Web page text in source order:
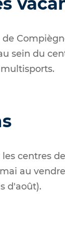
sein du
centres
au
d'août).